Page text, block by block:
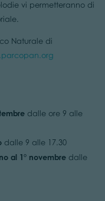
vi permetteranno di
Naturale di
dalle ore 9 alle
dalle 9 alle 17.30
al 1° novembre dalle